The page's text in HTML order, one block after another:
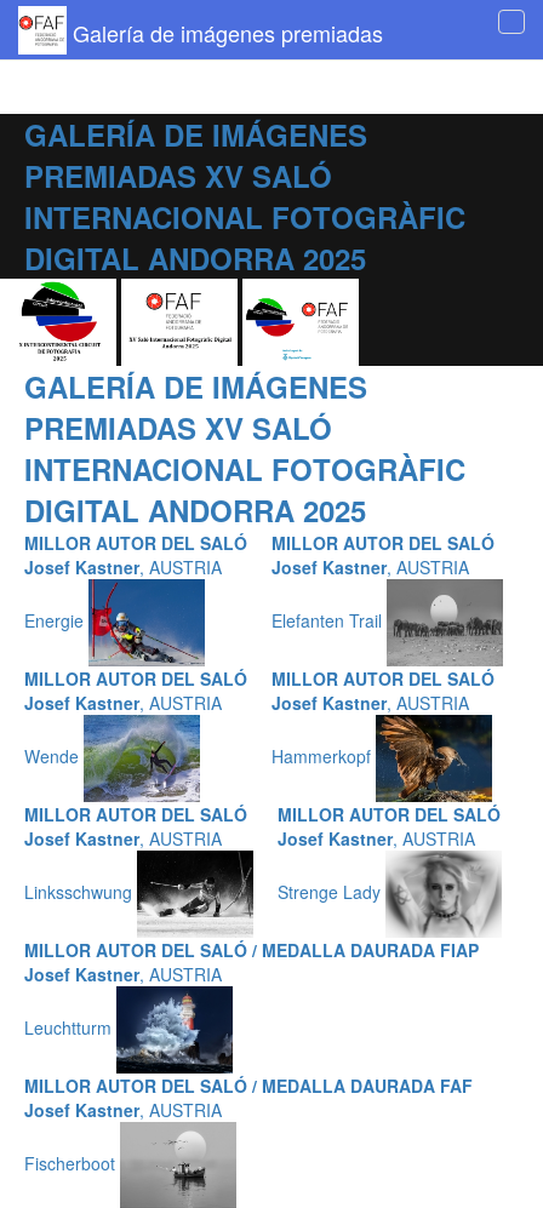
Galería de imágenes premiadas
GALERÍA DE IMÁGENES
PREMIADAS XV SALÓ
INTERNACIONAL FOTOGRÀFIC
DIGITAL ANDORRA 2025
GALERÍA DE IMÁGENES
PREMIADAS XV SALÓ
INTERNACIONAL FOTOGRÀFIC
DIGITAL ANDORRA 2025
MILLOR AUTOR DEL SALÓ
Josef Kastner, AUSTRIA
Energie
MILLOR AUTOR DEL SALÓ
Josef Kastner, AUSTRIA
Elefanten Trail
MILLOR AUTOR DEL SALÓ
Josef Kastner, AUSTRIA
Wende
MILLOR AUTOR DEL SALÓ
Josef Kastner, AUSTRIA
Hammerkopf
MILLOR AUTOR DEL SALÓ
Josef Kastner, AUSTRIA
Linksschwung
MILLOR AUTOR DEL SALÓ
Josef Kastner, AUSTRIA
Strenge Lady
MILLOR AUTOR DEL SALÓ / MEDALLA DAURADA FIAP
Josef Kastner, AUSTRIA
Leuchtturm
MILLOR AUTOR DEL SALÓ / MEDALLA DAURADA FAF
Josef Kastner, AUSTRIA
Fischerboot